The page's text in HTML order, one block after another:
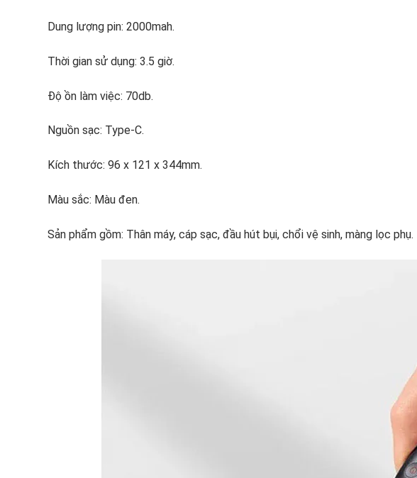
Dung lượng pin: 2000mah.
Thời gian sử dụng: 3.5 giờ.
Độ ồn làm việc: 70db.
Nguồn sạc: Type-C.
Kích thước: 96 x 121 x 344mm.
Màu sắc: Màu đen.
Sản phẩm gồm: Thân máy, cáp sạc, đầu hút bụi, chổi vệ sinh, màng lọc phụ.